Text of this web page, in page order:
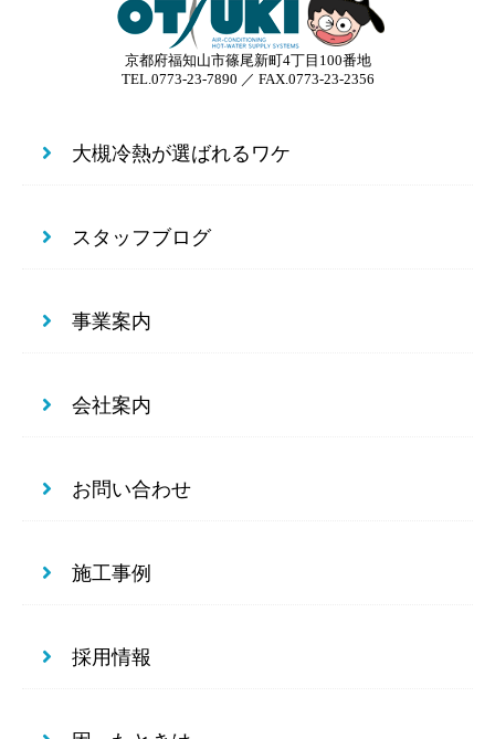
京都府福知山市篠尾新町4丁目100番地
TEL.0773-23-7890 ／ FAX.0773-23-2356
大槻冷熱が選ばれるワケ
スタッフブログ
事業案内
会社案内
お問い合わせ
施工事例
採用情報